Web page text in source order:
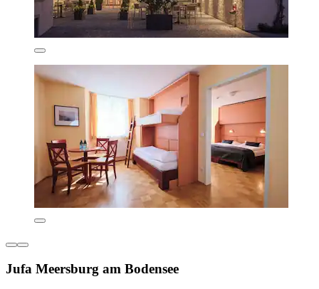
Jufa Meersburg am Bodensee